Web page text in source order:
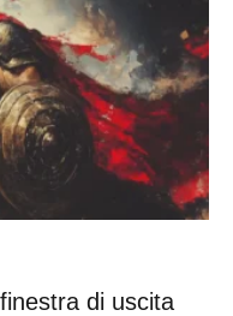
di uscita